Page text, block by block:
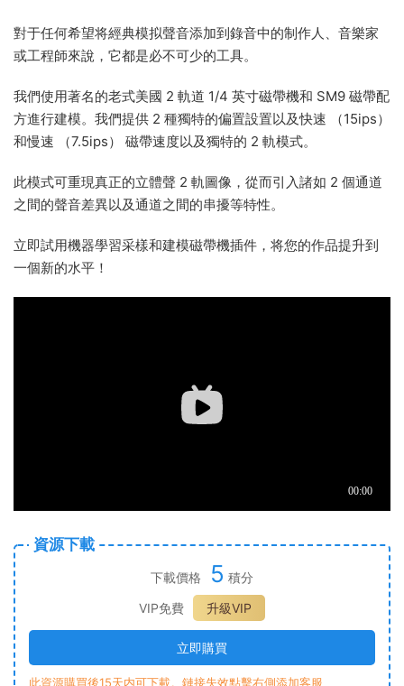
對于任何希望将經典模拟聲音添加到錄音中的制作人、音樂家
或工程師來說，它都是必不可少的工具。
我們使用著名的老式美國 2 軌道 1/4 英寸磁帶機和 SM9 磁帶配
方進行建模。我們提供 2 種獨特的偏置設置以及快速 （15ips）
和慢速 （7.5ips） 磁帶速度以及獨特的 2 軌模式。
此模式可重現真正的立體聲 2 軌圖像，從而引入諸如 2 個通道
之間的聲音差異以及通道之間的串擾等特性。
立即試用機器學習采樣和建模磁帶機插件，将您的作品提升到
一個新的水平！
資源下載
下載價格 5 積分
VIP免費
升級VIP
立即購買
此資源購買後15天内可下載。鏈接失效點擊右側添加客服